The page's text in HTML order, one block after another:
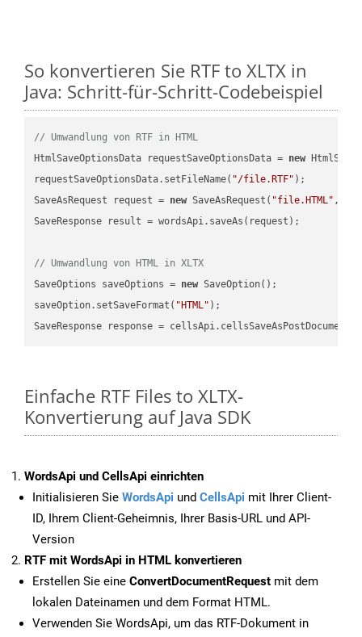
So konvertieren Sie RTF to XLTX in
Java: Schritt-für-Schritt-Codebeispiel
// Umwandlung von RTF in HTML
HtmlSaveOptionsData requestSaveOptionsData = new
requestSaveOptionsData.setFileName( "/file.RTF" );
SaveAsRequest request = new SaveAsRequest( "file.HTML"
SaveResponse result = wordsApi.saveAs(request);
// Umwandlung von HTML in XLTX
SaveOptions saveOptions = new SaveOption();
saveOption.setSaveFormat( "HTML" );
SaveResponse response =
Einfache RTF Files to XLTX-
Konvertierung auf Java SDK
WordsApi und CellsApi einrichten
Initialisieren Sie WordsApi und CellsApi mit Ihrer Client-
ID, Ihrem Client-Geheimnis, Ihrer Basis-URL und API-
Version
RTF mit WordsApi in HTML konvertieren
Erstellen Sie eine ConvertDocumentRequest mit dem
lokalen Dateinamen und dem Format HTML.
Verwenden Sie WordsApi, um das RTF-Dokument in